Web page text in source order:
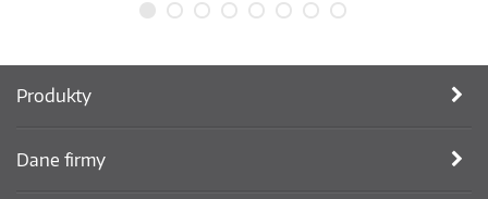
Produkty
Dane firmy